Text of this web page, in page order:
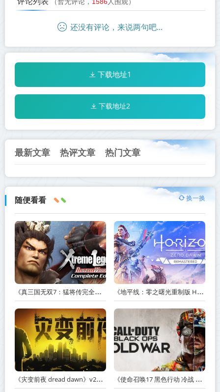
（暂无评论， 1586人围观）
还没有评论，来说两句吧...
下载地址1
下载地址2
最新文章 热评文章 热门文章
随便看看 换一换
《真三国无双7：猛将传完全版 DYNASTY WARRIORS 7: Xtreme Legends Complete Edition》Build.3602035-免安装中文版【PC/手机双端】丨中文版 《地平线：零之曙光重制版 Horizon Zero Dawn Remastered》v1.5.89.0-送修改器丨中文版网盘下载
《灾变前夜 dread dawn》v20260530-免安装中文版丨中文版网盘下载 《使命召唤17 黑色行动 冷战 Call of Duty: Black Ops Cold War》v1.34.1.15931218-全DLC+送修改器丨中文版网盘下载